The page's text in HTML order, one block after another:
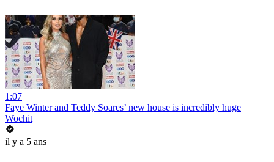
1:07
Faye Winter and Teddy Soares’ new house is incredibly huge
Wochit
il y a 5 ans